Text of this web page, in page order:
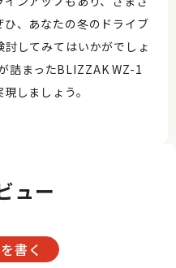
、あなたの冬のドライブ
してみてはいかがでしょ
詰まったBLIZZAK WZ-1
しましょう。
ュー
書く